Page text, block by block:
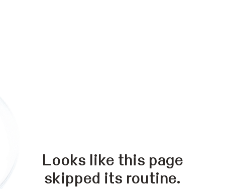
Looks like this page
skipped its routine.